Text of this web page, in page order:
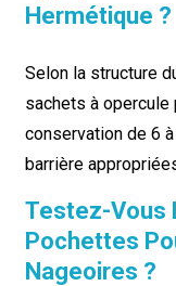
Hermétique ?
Selon la structure
sachets à
conservation de 6
barrière
Testez-Vous
Pochettes
Nageoires ?